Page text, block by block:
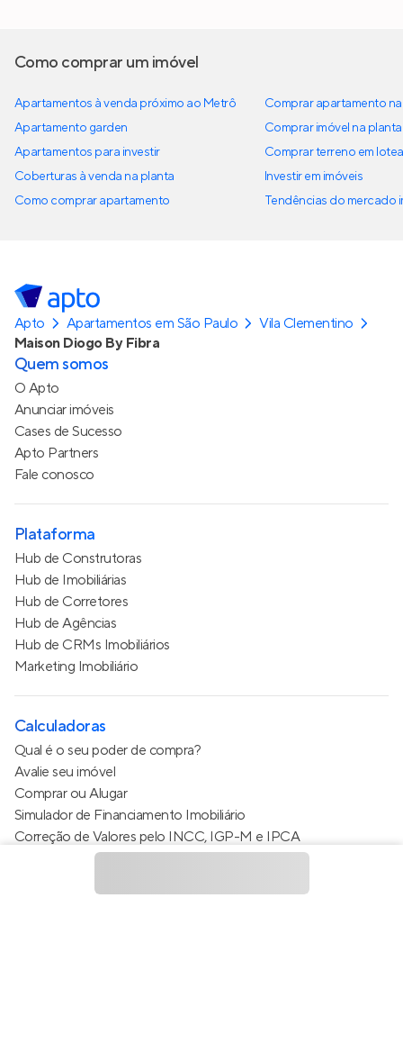
Como comprar um imóvel
Apartamentos à venda próximo ao Metrô
Apartamento garden
Apartamentos para investir
Coberturas à venda na planta
Como comprar apartamento
Comprar apartamento
Comprar imóvel na planta
Comprar terreno em
Investir em imóveis
Tendências do mercado
Apto Apartamentos em São Paulo
Vila Clementino
Maison Diogo By Fibra
Quem somos
O Apto
Anunciar imóveis
Cases de Sucesso
Apto Partners
Fale conosco
Plataforma
Hub de Construtoras
Hub de Imobiliárias
Hub de Corretores
Hub de Agências
Hub de CRMs Imobiliários
Marketing Imobiliário
Calculadoras
Qual é o seu poder de compra?
Avalie seu imóvel
Comprar ou Alugar
Simulador de Financiamento Imobiliário
Correção de Valores pelo INCC, IGP-M e IPCA
Estimativa de valor do condomínio